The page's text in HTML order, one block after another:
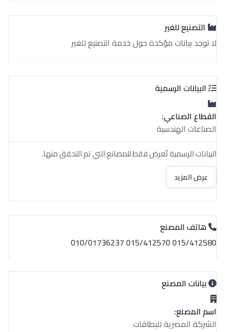
التصنيع للغير
لا توجد بيانات مؤكدة حول خدمة التصنيع للغير
البيانات الرسمية
القطاع الصناعي:
الصناعات الهندسية
البيانات الرسمية تُعرض فقط للمصانع التي تم التحقق منها.
عرض المزيد
هاتف المصنع
015/412580 015/412570 010/01736237
بيانات المصنع
اسم المصنع:
الشركة المصرية للبطاقات